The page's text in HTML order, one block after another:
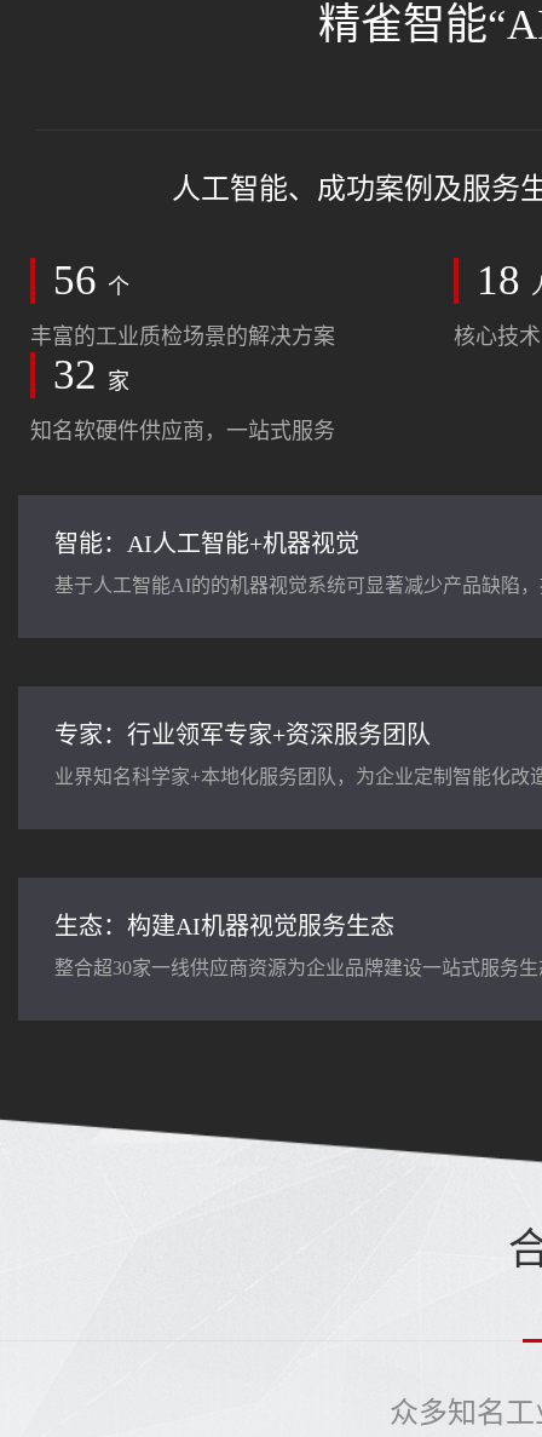
精雀智能
人工智能、成功案例及服务
56 个
丰富的工业质检场景的解决方案
18
核心技
32 家
知名软硬件供应商，一站式服务
智能：AI人工智能+机器视觉
基于人工智能AI的的机器视觉系统可显著减少产品缺陷
专家：行业领军专家+资深服务团队
业界知名科学家+本地化服务团队，为企业定制智能化改
生态：构建AI机器视觉服务生态
整合超30家一线供应商资源为企业品牌建设一站式服务
众多知名